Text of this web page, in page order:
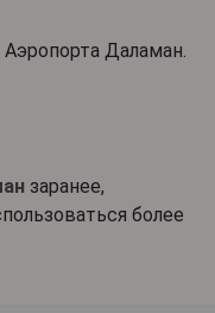
Даламан.
заранее,
более